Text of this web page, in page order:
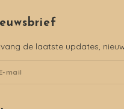
de laatste updates,